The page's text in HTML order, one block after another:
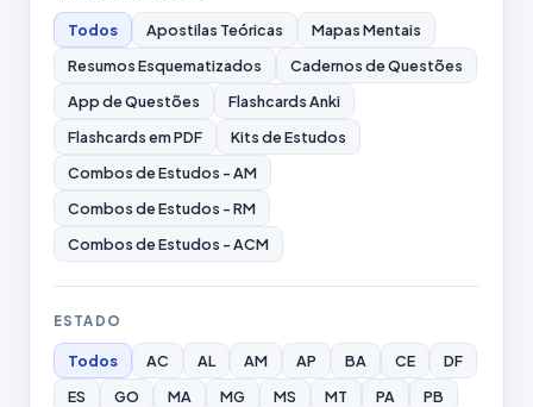
Todos Apostilas Teóricas
Mapas Mentais
Resumos Esquematizados
Cadernos de Questões
App de Questões
Flashcards Anki
Flashcards em PDF
Kits de Estudos
Combos de Estudos - AM
Combos de Estudos - RM
Combos de Estudos - ACM
ESTADO
Todos AC AL AM AP BA CE
DF
ES
GO MA MG MS MT PA
PB